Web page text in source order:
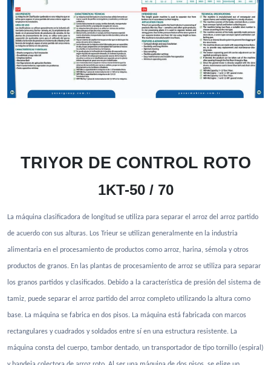
TRIYOR DE CONTROL ROTO
1KT-50 / 70
La máquina clasificadora de longitud se utiliza para separar el arroz del arroz partido
de acuerdo con sus alturas. Los Trieur se utilizan generalmente en la industria
alimentaria en el procesamiento de productos como arroz, harina, sémola y otros
productos de granos. En las plantas de procesamiento de arroz se utiliza para separar
los granos partidos y clasificados. Debido a la característica de presión del sistema de
tamiz, puede separar el arroz partido del arroz completo utilizando la altura como
base. La máquina se fabrica en dos pisos. La máquina está fabricada con marcos
rectangulares y cuadrados y soldados entre sí en una estructura resistente. La
máquina consta del cuerpo, tambor dentado, un transportador de tipo tornillo (espiral)